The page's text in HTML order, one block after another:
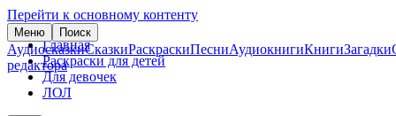
Перейти к основному контенту
Меню Поиск
АудиосказкиСказкиРаскраскиПесниАудиокнигиКнигиЗагадки
редактора
Главная
Раскраски для детей
Для девочек
ЛОЛ